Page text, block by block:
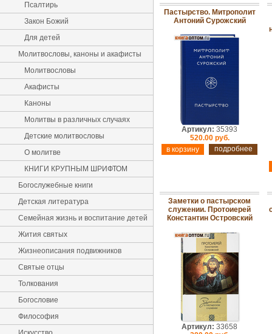
Псалтирь
Закон Божий
Для детей
Молитвословы, каноны и акафисты
Молитвословы
Акафисты
Каноны
Молитвы в различных случаях
Детские молитвословы
О молитве
КНИГИ КРУПНЫМ ШРИФТОМ
Богослужебные книги
Детская литература
Семейная жизнь и воспитание детей
Жития святых
Жизнеописания подвижников
Святые отцы
Толкования
Богословие
Философия
Пастырство. Митрополит
Антоний Сурожский
Артикул: 35393
520.00 руб.
подробнее
Заметки о пастырском
служении. Протоиерей
Константин Островский
Артикул: 33658